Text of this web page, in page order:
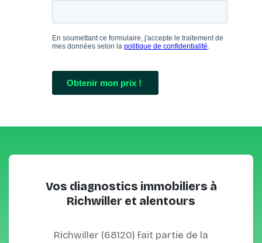
Vos diagnostics immobiliers à
Richwiller et alentours
Richwiller (68120) fait partie de la